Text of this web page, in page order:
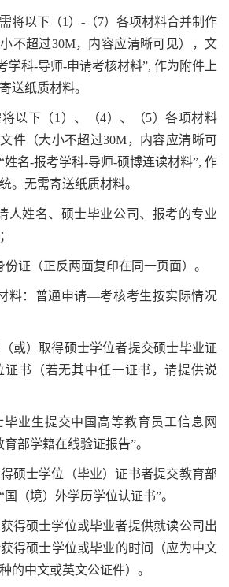
将以下（1）-（7）各项材料合并制作
不超过30M，内容应清晰可见），文
学科-导师-申请考核材料”, 作为附件上
送纸质材料。
以下（1）、（4）、（5）各项材料
件（大小不超过30M，内容应清晰可
姓名-报考学科-导师-硕博连读材料”, 作
。无需寄送纸质材料。
人姓名、硕士毕业公司、报考的专业
份证（正反两面复印在同一页面）。
料：普通申请—考核考生按实际情况
或）取得硕士学位者提交硕士毕业证
证书（若无其中任一证书，请提供说
业生提交中国高等教育员工信息网
育部学籍在线验证报告”。
硕士学位（毕业）证书者提交教育部
（境）外学历学位认证书”。
得硕士学位或毕业者提供就读公司出
得硕士学位或毕业的时间（应为中文
的中文或英文公证件）。